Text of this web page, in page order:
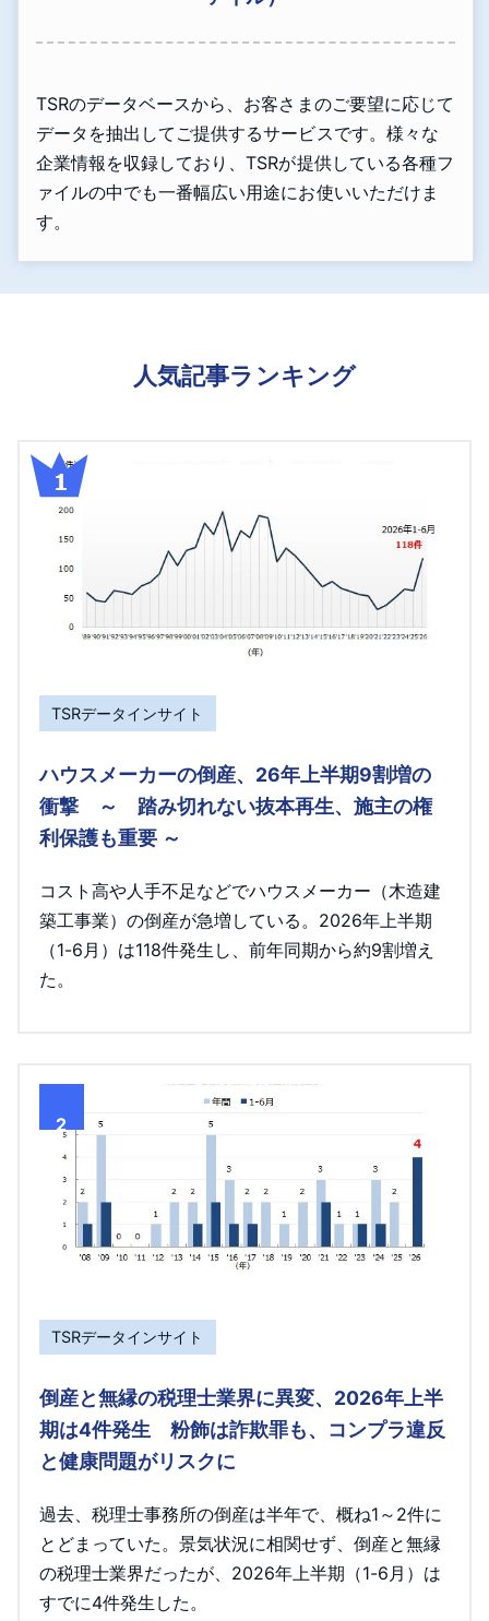
TSRのデータベースから、お客さまのご要望に応じて
データを抽出してご提供するサービスです。様々な
企業情報を収録しており、TSRが提供している各種フ
ァイルの中でも一番幅広い用途にお使いいただけま
す。
人気記事ランキング
TSRデータインサイト
ハウスメーカーの倒産、26年上半期9割増の
衝撃 ～ 踏み切れない抜本再生、施主の権
利保護も重要 ～
コスト高や人手不足などでハウスメーカー（木造建
築工事業）の倒産が急増している。2026年上半期
（1-6月）は118件発生し、前年同期から約9割増え
た。
2
TSRデータインサイト
倒産と無縁の税理士業界に異変、2026年上半
期は4件発生 粉飾は詐欺罪も、コンプラ違反
と健康問題がリスクに
過去、税理士事務所の倒産は半年で、概ね1～2件に
とどまっていた。景気状況に相関せず、倒産と無縁
の税理士業界だったが、2026年上半期（1-6月）は
すでに4件発生した。